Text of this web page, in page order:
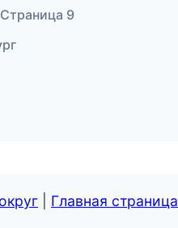
9
Главная страница